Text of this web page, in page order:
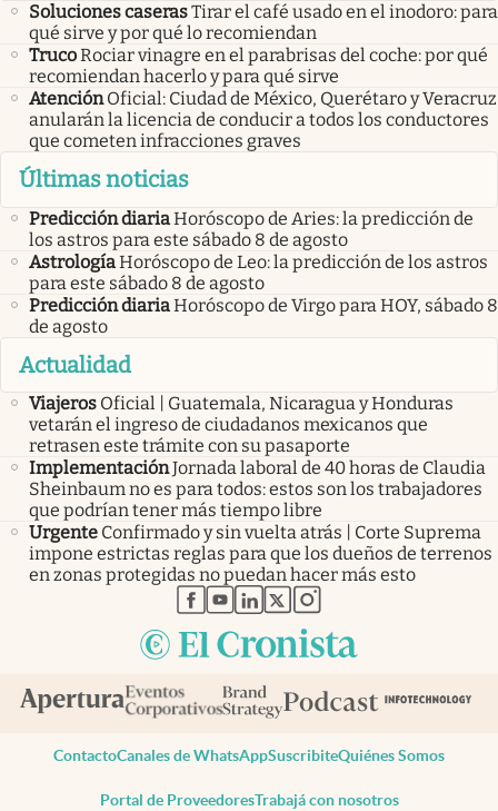
Soluciones caserasTirar el café usado en el inodoro: para
qué sirve y por qué lo recomiendan
TrucoRociar vinagre en el parabrisas del coche: por qué
recomiendan hacerlo y para qué sirve
Atención Oficial: Ciudad de México, Querétaro y Veracruz
anularán la licencia de conducir a todos los conductores
que cometen infracciones graves
Últimas noticias
Predicción diariaHoróscopo de Aries: la predicción de
los astros para este sábado 8 de agosto
AstrologíaHoróscopo de Leo: la predicción de los astros
para este sábado 8 de agosto
Predicción diariaHoróscopo de Virgo para HOY, sábado 8
de agosto
Actualidad
Viajeros Oficial | Guatemala, Nicaragua y Honduras
vetarán el ingreso de ciudadanos mexicanos que
retrasen este trámite con su pasaporte
ImplementaciónJornada laboral de 40 horas de Claudia
Sheinbaum no es para todos: estos son los trabajadores
que podrían tener más tiempo libre
Urgente Confirmado y sin vuelta atrás | Corte Suprema
impone estrictas reglas para que los dueños de terrenos
en zonas protegidas no puedan hacer más esto
abre en nueva pestaña
abre en nueva pestaña
abre en nueva pestaña
abre en nueva pestaña
abre en nueva pestaña
ContactoCanales de WhatsAppSuscribiteQuiénes Somos
Portal de ProveedoresTrabajá con nosotros